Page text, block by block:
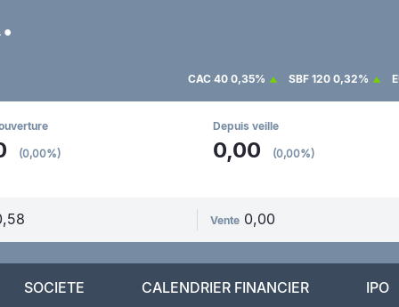
CAC 40 0,35% SBF 120 0,32%
(0,00%)
Depuis veille
0,00 (0,00%)
Vente 0,00
SOCIETE CALENDRIER FINANCIER IPO